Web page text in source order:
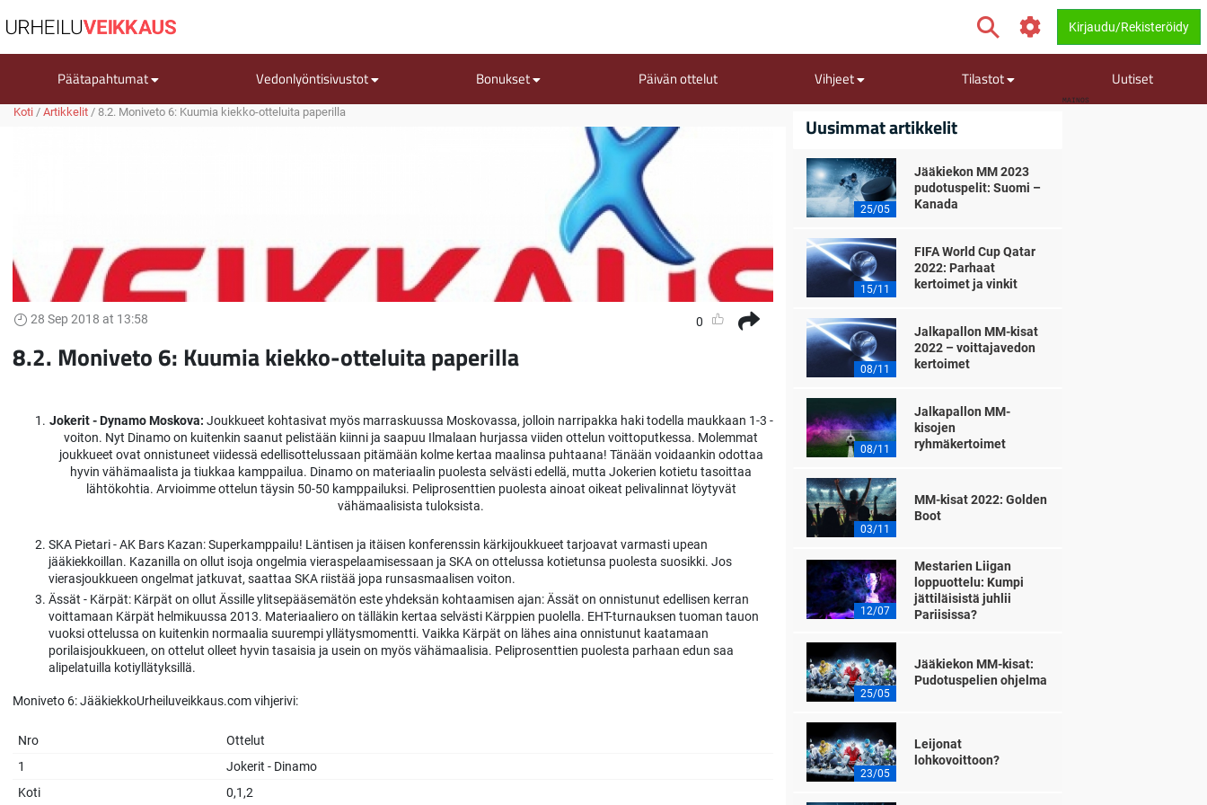
Kirjaudu/Rekisteröidy
Päätapahtumat Vedonlyöntisivustot Bonukset Päivän ottelut Vihjeet Tilastot Uutiset
MAINOS
Koti / Artikkelit / 8.2. Moniveto 6: Kuumia kiekko-otteluita paperilla
28 Sep 2018 at 13:58 0
8.2. Moniveto 6: Kuumia kiekko-otteluita paperilla
Jokerit - Dynamo Moskova: Joukkueet kohtasivat myös marraskuussa Moskovassa, jolloin narripakka haki todella maukkaan 1-3 -
voiton. Nyt Dinamo on kuitenkin saanut pelistään kiinni ja saapuu Ilmalaan hurjassa viiden ottelun voittoputkessa. Molemmat
joukkueet ovat onnistuneet viidessä edellisottelussaan pitämään kolme kertaa maalinsa puhtaana! Tänään voidaankin odottaa
hyvin vähämaalista ja tiukkaa kamppailua. Dinamo on materiaalin puolesta selvästi edellä, mutta Jokerien kotietu tasoittaa
lähtökohtia. Arvioimme ottelun täysin 50-50 kamppailuksi. Peliprosenttien puolesta ainoat oikeat pelivalinnat löytyvät
vähämaalisista tuloksista.
SKA Pietari - AK Bars Kazan: Superkamppailu! Läntisen ja itäisen konferenssin kärkijoukkueet tarjoavat varmasti upean
jääkiekkoillan. Kazanilla on ollut isoja ongelmia vieraspelaamisessaan ja SKA on ottelussa kotietunsa puolesta suosikki. Jos
vierasjoukkueen ongelmat jatkuvat, saattaa SKA riistää jopa runsasmaalisen voiton.
Ässät - Kärpät: Kärpät on ollut Ässille ylitsepääsemätön este yhdeksän kohtaamisen ajan: Ässät on onnistunut edellisen kerran
voittamaan Kärpät helmikuussa 2013. Materiaaliero on tälläkin kertaa selvästi Kärppien puolella. EHT-turnauksen tuoman tauon
vuoksi ottelussa on kuitenkin normaalia suurempi yllätysmomentti. Vaikka Kärpät on lähes aina onnistunut kaatamaan
porilaisjoukkueen, on ottelut olleet hyvin tasaisia ja usein on myös vähämaalisia. Peliprosenttien puolesta parhaan edun saa
alipelatuilla kotiyllätyksillä.
Moniveto 6: JääkiekkoUrheiluveikkaus.com vihjerivi:
Nro
Ottelut
1
Jokerit - Dinamo
Koti
0,1,2
Uusimmat artikkelit
25/05
Jääkiekon MM 2023
pudotuspelit: Suomi –
Kanada
15/11
FIFA World Cup Qatar
2022: Parhaat
kertoimet ja vinkit
08/11
Jalkapallon MM-kisat
2022 – voittajavedon
kertoimet
08/11
Jalkapallon MM-
kisojen
ryhmäkertoimet
03/11
MM-kisat 2022: Golden
Boot
12/07
Mestarien Liigan
loppuottelu: Kumpi
jättiläisistä juhlii
Pariisissa?
25/05
Jääkiekon MM-kisat:
Pudotuspelien ohjelma
23/05
Leijonat
lohkovoittoon?